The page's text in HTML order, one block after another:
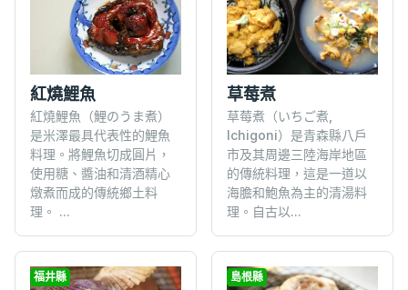
紅燒鯉魚
紅燒鯉魚（鯉のうま煮）
是米澤最具代表性的鯉魚
料理。將鯉魚切成圓片，
使用糖、醬油和清酒精心
燉煮而成的傳統鄉土料
理。 ...
草莓煮
草莓煮（いちご煮,
Ichigoni）是青森縣八戶
市及其周邊三陸海岸地區
的傳統料理，這是一道以
海膽和鮑魚為主的清湯料
理。自古以...
福井縣 島根縣